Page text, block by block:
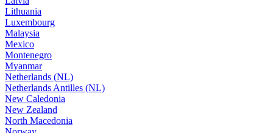
Lithuania
Luxembourg
Malaysia
Mexico
Montenegro
Myanmar
Netherlands (NL)
Netherlands Antilles (NL)
New Caledonia
New Zealand
North Macedonia